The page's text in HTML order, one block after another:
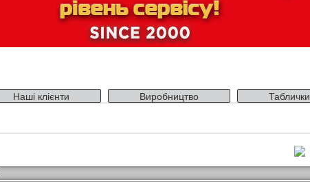
Наші клієнти Виробництво Таблички